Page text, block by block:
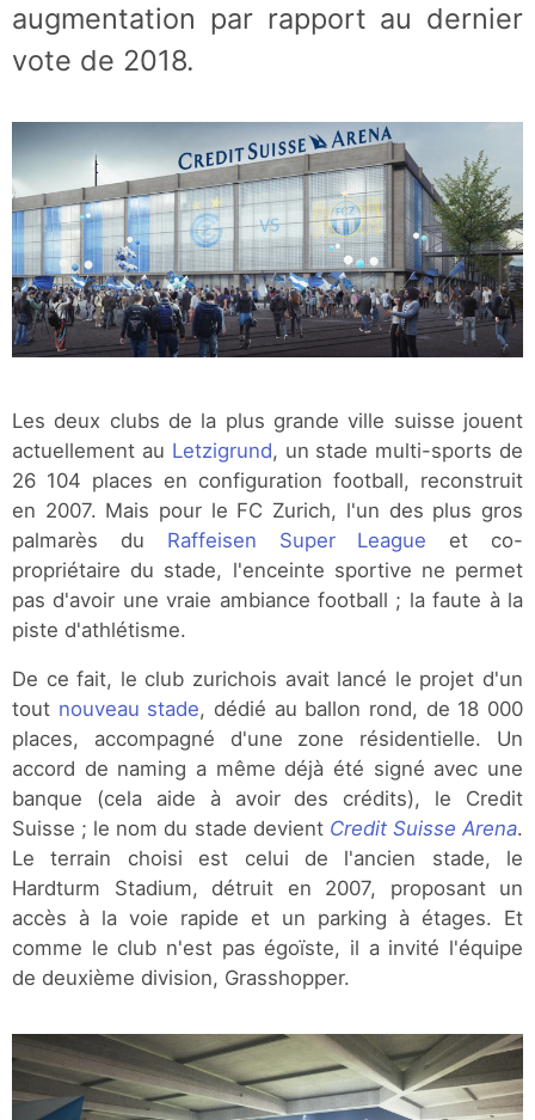
augmentation par rapport au dernier
vote de 2018.
Les deux clubs de la plus grande ville suisse jouent
actuellement au Letzigrund, un stade multi-sports de
26 104 places en configuration football, reconstruit
en 2007. Mais pour le FC Zurich, l'un des plus gros
palmarès du Raffeisen Super League et co-
propriétaire du stade, l'enceinte sportive ne permet
pas d'avoir une vraie ambiance football ; la faute à la
piste d'athlétisme.
De ce fait, le club zurichois avait lancé le projet d'un
tout nouveau stade, dédié au ballon rond, de 18 000
places, accompagné d'une zone résidentielle. Un
accord de naming a même déjà été signé avec une
banque (cela aide à avoir des crédits), le Credit
Suisse ; le nom du stade devient Credit Suisse Arena.
Le terrain choisi est celui de l'ancien stade, le
Hardturm Stadium, détruit en 2007, proposant un
accès à la voie rapide et un parking à étages. Et
comme le club n'est pas égoïste, il a invité l'équipe
de deuxième division, Grasshopper.